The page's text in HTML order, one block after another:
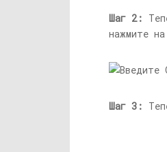
Шаг 2:
нажмите на
Шаг 3: